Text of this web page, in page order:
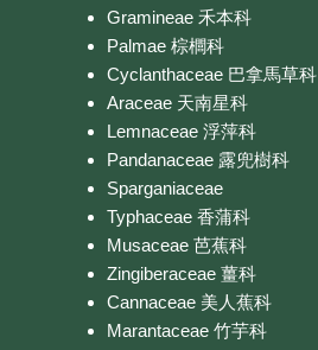
Gramineae 禾本科
Palmae 棕櫚科
Cyclanthaceae 巴拿馬草科
Araceae 天南星科
Lemnaceae 浮萍科
Pandanaceae 露兜樹科
Sparganiaceae
Typhaceae 香蒲科
Musaceae 芭蕉科
Zingiberaceae 薑科
Cannaceae 美人蕉科
Marantaceae 竹芋科